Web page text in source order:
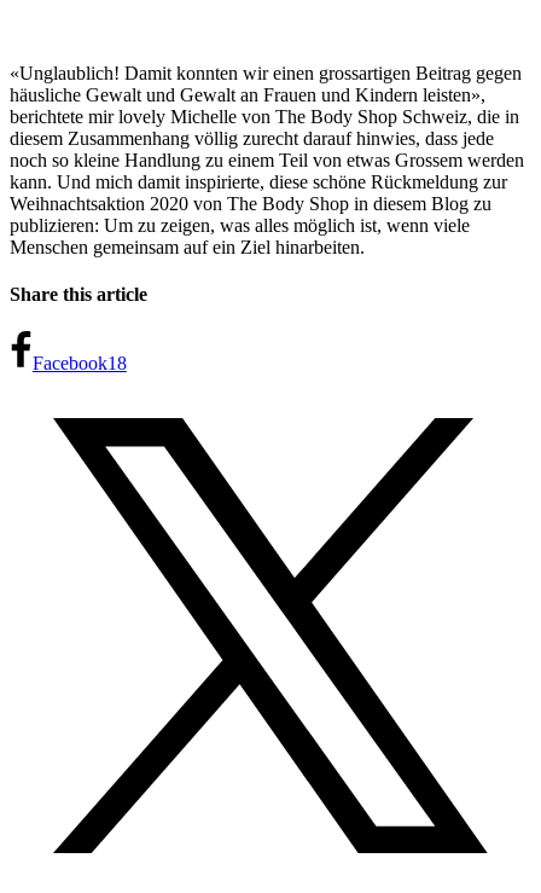
«Unglaublich! Damit konnten wir einen grossartigen Beitrag gegen
häusliche Gewalt und Gewalt an Frauen und Kindern leisten»,
berichtete mir lovely Michelle von The Body Shop Schweiz, die in
diesem Zusammenhang völlig zurecht darauf hinwies, dass jede
noch so kleine Handlung zu einem Teil von etwas Grossem werden
kann. Und mich damit inspirierte, diese schöne Rückmeldung zur
Weihnachtsaktion 2020 von The Body Shop in diesem Blog zu
publizieren: Um zu zeigen, was alles möglich ist, wenn viele
Menschen gemeinsam auf ein Ziel hinarbeiten.
Share this article
Facebook18